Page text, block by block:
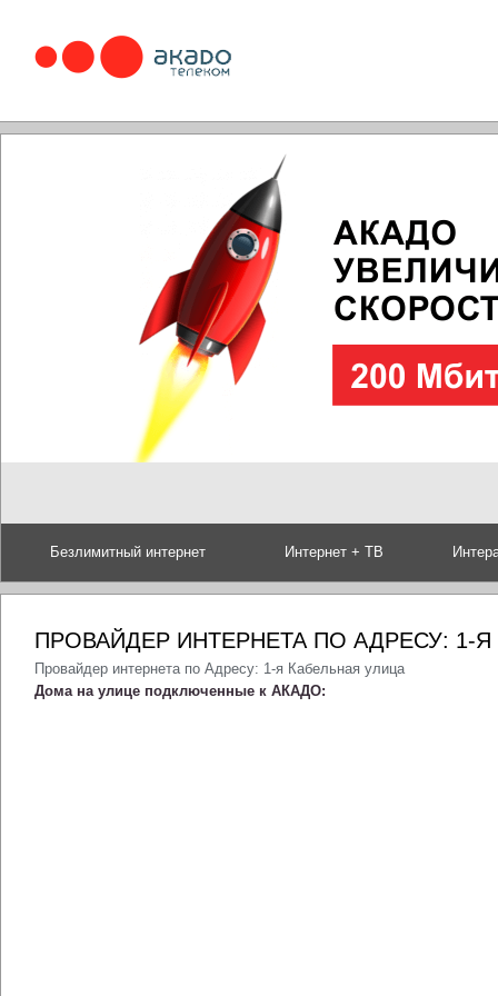
Безлимитный интернет Интернет + ТВ
ПРОВАЙДЕР ИНТЕРНЕТА ПО АДРЕСУ: 1-
Провайдер интернета по Адресу: 1-я Кабельная улица
Дома на улице подключенные к АКАДО: